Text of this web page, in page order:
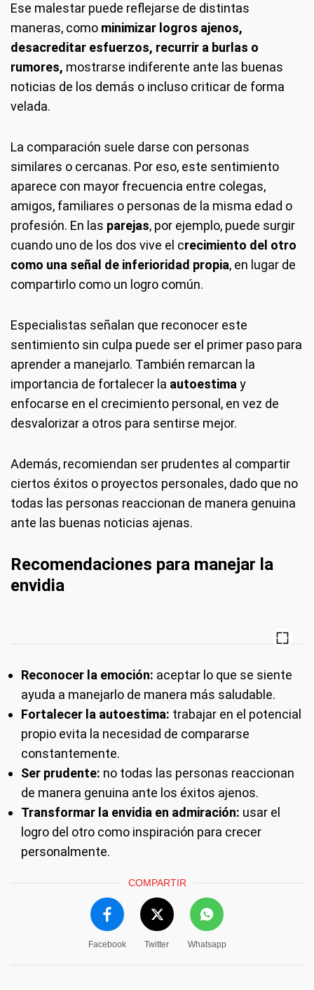
Ese malestar puede reflejarse de distintas
maneras, como minimizar logros ajenos,
desacreditar esfuerzos, recurrir a burlas o
rumores, mostrarse indiferente ante las buenas
noticias de los demás o incluso criticar de forma
velada.
La comparación suele darse con personas
similares o cercanas. Por eso, este sentimiento
aparece con mayor frecuencia entre colegas,
amigos, familiares o personas de la misma edad o
profesión. En las parejas, por ejemplo, puede surgir
cuando uno de los dos vive el crecimiento del otro
como una señal de inferioridad propia, en lugar de
compartirlo como un logro común.
Especialistas señalan que reconocer este
sentimiento sin culpa puede ser el primer paso para
aprender a manejarlo. También remarcan la
importancia de fortalecer la autoestima y
enfocarse en el crecimiento personal, en vez de
desvalorizar a otros para sentirse mejor.
Además, recomiendan ser prudentes al compartir
ciertos éxitos o proyectos personales, dado que no
todas las personas reaccionan de manera genuina
ante las buenas noticias ajenas.
Recomendaciones para manejar la
envidia
Reconocer la emoción: aceptar lo que se siente
ayuda a manejarlo de manera más saludable.
Fortalecer la autoestima: trabajar en el potencial
propio evita la necesidad de compararse
constantemente.
Ser prudente: no todas las personas reaccionan
de manera genuina ante los éxitos ajenos.
Transformar la envidia en admiración: usar el
logro del otro como inspiración para crecer
personalmente.
COMPARTIR
Facebook Twitter Whatsapp